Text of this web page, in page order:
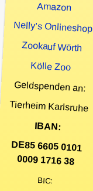
Amazon
Nelly’s Onlineshop
Zookauf Wörth
Kölle Zoo
Geldspenden an:
Tierheim Karlsruhe
IBAN:
DE85 6605 0101
0009 1716 38
BIC: